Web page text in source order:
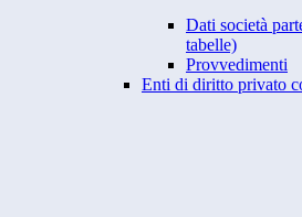
Dati società
tabelle)
Provvedimenti
Enti di diritto privato